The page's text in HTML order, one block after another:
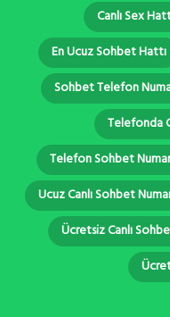
Canlı Sex
En Ucuz Sohbet Hattı
Sohbet Telefon
Telefonda
Telefon Sohbet
Ucuz Canlı Sohbet
Ücretsiz Canlı